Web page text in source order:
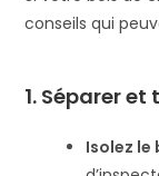
conseils qui
1. Séparer et
Isolez le